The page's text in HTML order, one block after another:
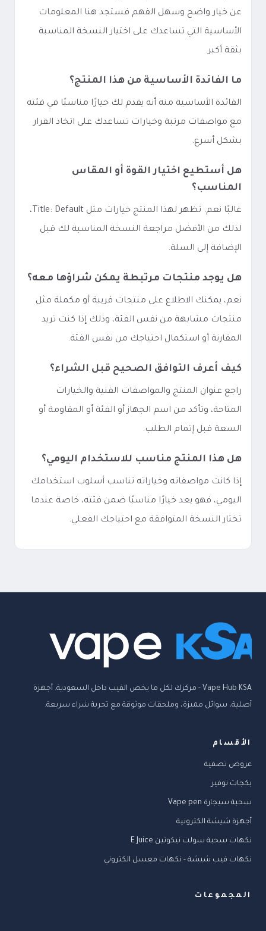
عن خيار واضح وسهل الفهم فستجد هنا المعلومات
الأساسية التي تساعدك على اختيار النسخة المناسبة
بثقة أكبر.
ما الفائدة الأساسية من هذا المنتج؟
الفائدة الأساسية منه أنه يقدم لك خيارًا مناسبًا في فئته
مع مواصفات مرتبة وخيارات تساعدك على اتخاذ القرار
بشكل أسرع.
هل أستطيع اختيار القوة أو المقاس
المناسب؟
غالبًا نعم. تظهر لهذا المنتج خيارات مثل Title: Default،
لذلك من الأفضل مراجعة النسخة المناسبة لك قبل
الإضافة إلى السلة.
هل يوجد منتجات مرتبطة يمكن شراؤها معه؟
نعم، يمكنك الاطلاع على منتجات قريبة أو مكملة مثل
منتجات مشابهة من نفس الفئة، وذلك إذا كنت تريد
المقارنة أو استكمال احتياجك من نفس الفئة.
كيف أعرف التوافق الصحيح قبل الشراء؟
راجع عنوان المنتج والمواصفات الفنية والخيارات
المتاحة، وتأكد من اسم الجهاز أو الفئة أو المقاومة أو
السعة قبل إتمام الطلب.
هل هذا المنتج مناسب للاستخدام اليومي؟
إذا كانت مواصفاته وخياراته تناسب أسلوب استخدامك
اليومي، فهو يعد خيارًا مناسبًا ضمن فئته، خاصة عندما
تختار النسخة المتوافقة مع احتياجك الفعلي.
Vape Hub KSA - مركزك لكل ما يخص الفيب داخل السعودية. أجهزة
أصلية، سوائل مميزة، وملحقات موثوقة مع تجربة شراء سريعة.
الأقسام
عروض تصفية
بكجات توفير
سحبة سيجارة Vape pen
أجهزة شيشة الكترونية
نكهات سحبة سولت نيكوتين E Juice
نكهات فيب شيشة - نكهات معسل الكتروني
المجموعات